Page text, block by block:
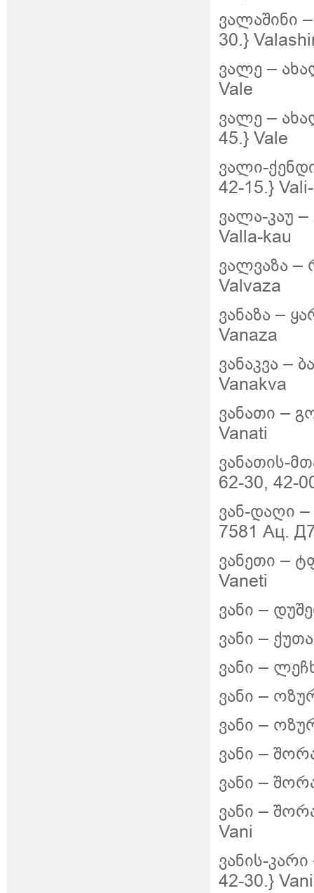
ვალაშინი
30.}
ვალე –
Vale
ვალე –
45.} Vale
ვალი-
42-15.}
ვალა-კაუ
Valla-kau
ვალვაზა –
Valvaza
ვანაზა –
Vanaza
ვანაკვა –
Vanakva
ვანათი –
Vanati
ვანათის-
62-30, 42-
ვან-დაღი –
7581 Ац.
ვანეთი –
Vaneti
ვანი –
ვანი –
ვანი –
ვანი –
ვანი –
ვანი –
ვანი –
ვანი –
Vani
ვანის-
42-30.}